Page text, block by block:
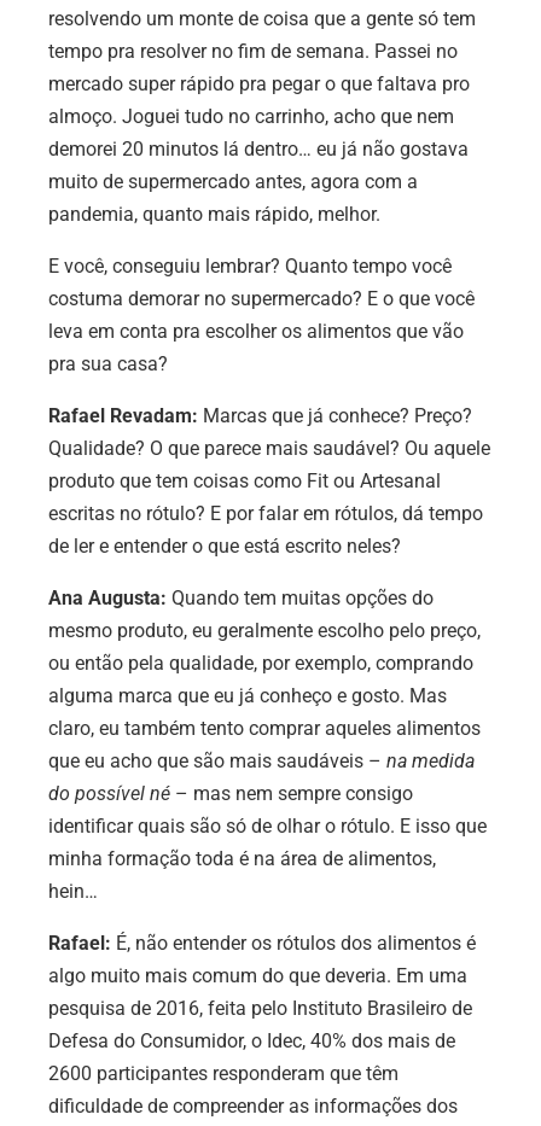
resolvendo um monte de coisa que a gente só tem
tempo pra resolver no fim de semana. Passei no
mercado super rápido pra pegar o que faltava pro
almoço. Joguei tudo no carrinho, acho que nem
demorei 20 minutos lá dentro… eu já não gostava
muito de supermercado antes, agora com a
pandemia, quanto mais rápido, melhor.
E você, conseguiu lembrar? Quanto tempo você
costuma demorar no supermercado? E o que você
leva em conta pra escolher os alimentos que vão
pra sua casa?
Rafael Revadam: Marcas que já conhece? Preço?
Qualidade? O que parece mais saudável? Ou aquele
produto que tem coisas como Fit ou Artesanal
escritas no rótulo? E por falar em rótulos, dá tempo
de ler e entender o que está escrito neles?
Ana Augusta: Quando tem muitas opções do
mesmo produto, eu geralmente escolho pelo preço,
ou então pela qualidade, por exemplo, comprando
alguma marca que eu já conheço e gosto. Mas
claro, eu também tento comprar aqueles alimentos
que eu acho que são mais saudáveis – na medida
do possível né – mas nem sempre consigo
identificar quais são só de olhar o rótulo. E isso que
minha formação toda é na área de alimentos,
hein…
Rafael: É, não entender os rótulos dos alimentos é
algo muito mais comum do que deveria. Em uma
pesquisa de 2016, feita pelo Instituto Brasileiro de
Defesa do Consumidor, o Idec, 40% dos mais de
2600 participantes responderam que têm
dificuldade de compreender as informações dos